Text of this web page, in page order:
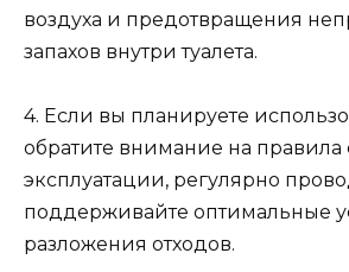
воздуха и предотвращения
запахов внутри туалета.
4. Если вы планируете
обратите внимание на правила
эксплуатации, регулярно
поддерживайте оптимальные
разложения отходов.